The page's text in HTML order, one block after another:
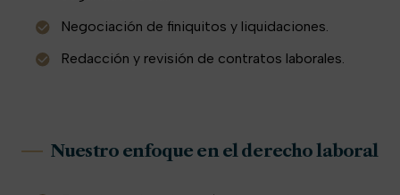
Negociación de finiquitos y liquidaciones.
Redacción y revisión de contratos laborales.
Nuestro enfoque en el derecho laboral